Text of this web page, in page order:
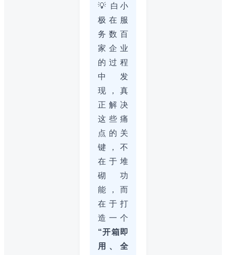
💡 白小
极在服
务数百
家企业
的过程
中发
现，真
正解决
这些痛
点的关
键，不
在于堆
砌功
能，而
在于打
造一个
“开箱即
用、全